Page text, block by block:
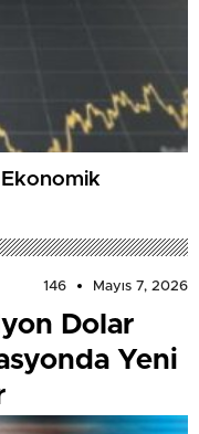
Ekonomik
146 Mayıs 7, 2026
Dolar
Yeni